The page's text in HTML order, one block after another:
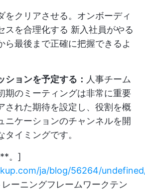
クリアさせる。 オンボーディ
スを合理化する 新入社員がやる
ら最後まで正確に把握できるよ
ションを予定する： 人事チーム
期のミーティングは非常に重要
された期待を設定し、役割を概
ニケーションのチャンネルを開
タイミングです。
。]
ja/blog/56264/
ーニングフレームワークテン